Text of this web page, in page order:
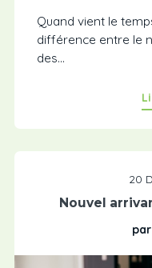
Quand vient le
différence entre le
des...
20
Nouvel